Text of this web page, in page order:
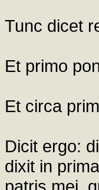
Tunc dicet
Et primo
Et circa
Dicit ergo:
dixit in
patris mei,